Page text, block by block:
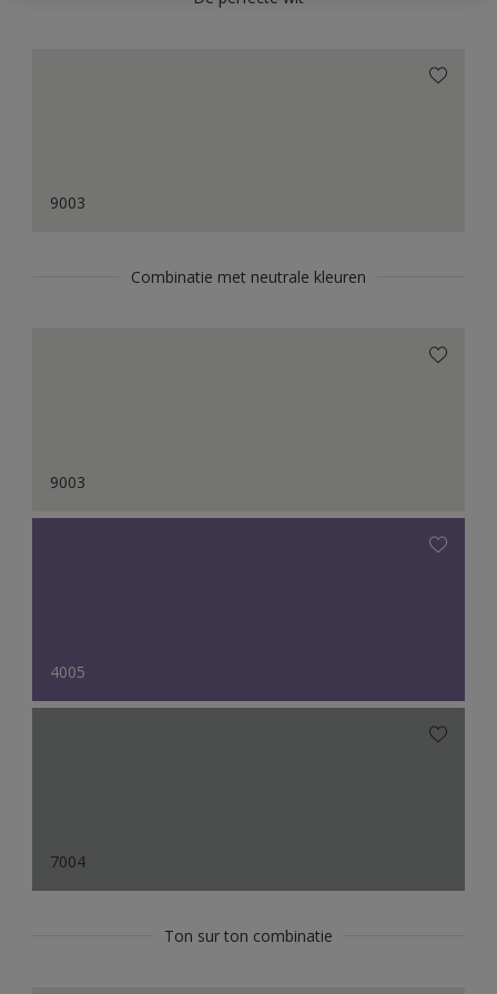
9003
Combinatie met neutrale kleuren
9003
4005
7004
Ton sur ton combinatie